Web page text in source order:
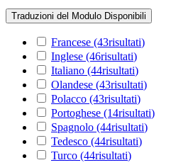
Traduzioni del Modulo Disponibili
Francese (43risultati)
Inglese (46risultati)
Italiano (44risultati)
Olandese (43risultati)
Polacco (43risultati)
Portoghese (14risultati)
Spagnolo (44risultati)
Tedesco (44risultati)
Turco (44risultati)